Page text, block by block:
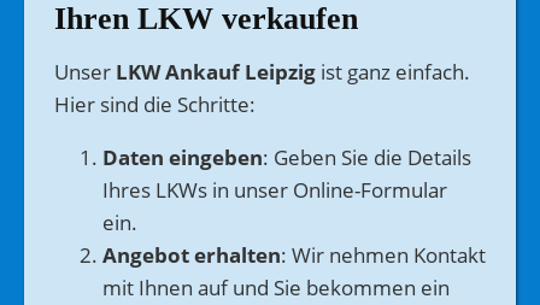
Ihren LKW verkaufen
Unser LKW Ankauf Leipzig ist ganz einfach.
Hier sind die Schritte:
Daten eingeben: Geben Sie die Details
Ihres LKWs in unser Online-Formular
ein.
Angebot erhalten: Wir nehmen Kontakt
mit Ihnen auf und Sie bekommen ein